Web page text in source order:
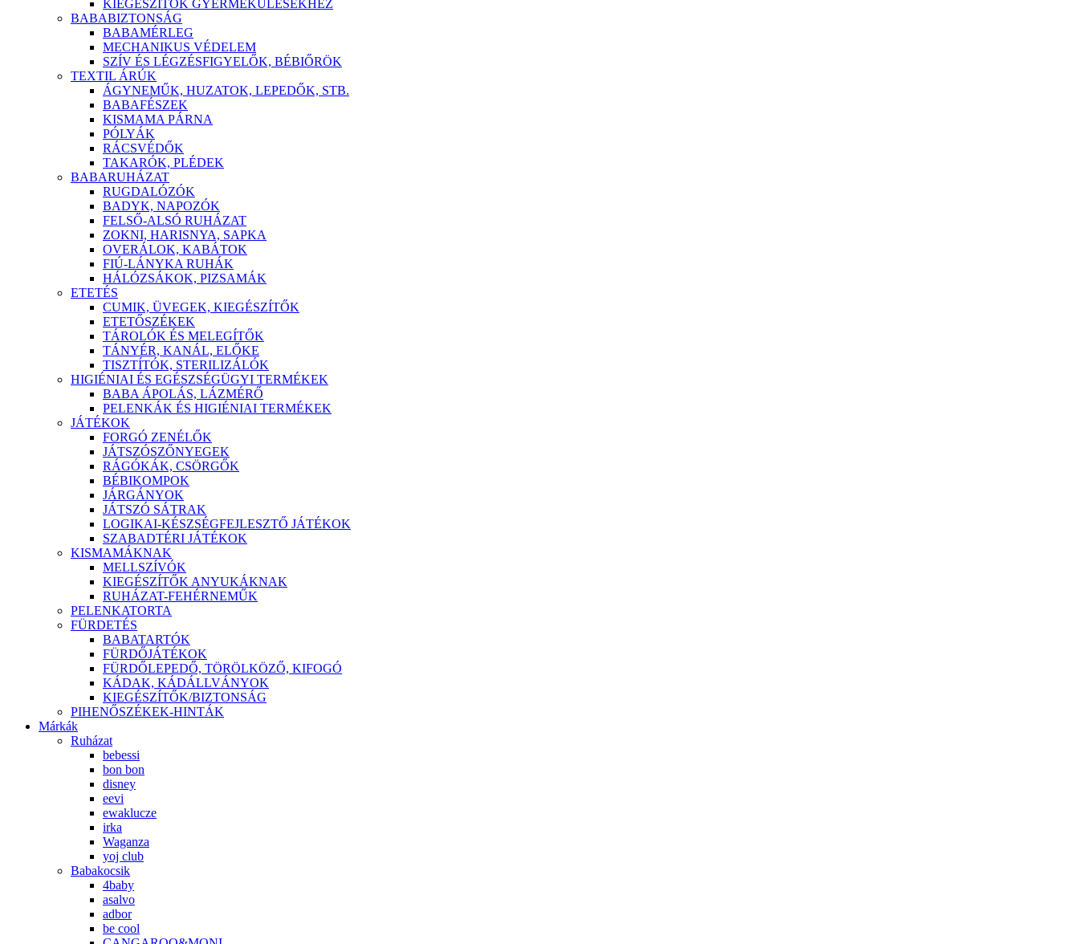
KIEGÉSZÍTŐK GYERMEKÜLÉSEKHEZ
BABABIZTONSÁG
BABAMÉRLEG
MECHANIKUS VÉDELEM
SZÍV ÉS LÉGZÉSFIGYELŐK, BÉBIŐRÖK
TEXTIL ÁRÚK
ÁGYNEMŰK, HUZATOK, LEPEDŐK, STB.
BABAFÉSZEK
KISMAMA PÁRNA
PÓLYÁK
RÁCSVÉDŐK
TAKARÓK, PLÉDEK
BABARUHÁZAT
RUGDALÓZÓK
BADYK, NAPOZÓK
FELSŐ-ALSÓ RUHÁZAT
ZOKNI, HARISNYA, SAPKA
OVERÁLOK, KABÁTOK
FIÚ-LÁNYKA RUHÁK
HÁLÓZSÁKOK, PIZSAMÁK
ETETÉS
CUMIK, ÜVEGEK, KIEGÉSZÍTŐK
ETETŐSZÉKEK
TÁROLÓK ÉS MELEGÍTŐK
TÁNYÉR, KANÁL, ELŐKE
TISZTÍTÓK, STERILIZÁLÓK
HIGIÉNIAI ÉS EGÉSZSÉGÜGYI TERMÉKEK
BABA ÁPOLÁS, LÁZMÉRŐ
PELENKÁK ÉS HIGIÉNIAI TERMÉKEK
JÁTÉKOK
FORGÓ ZENÉLŐK
JÁTSZÓSZŐNYEGEK
RÁGÓKÁK, CSÖRGŐK
BÉBIKOMPOK
JÁRGÁNYOK
JÁTSZÓ SÁTRAK
LOGIKAI-KÉSZSÉGFEJLESZTŐ JÁTÉKOK
SZABADTÉRI JÁTÉKOK
KISMAMÁKNAK
MELLSZÍVÓK
KIEGÉSZÍTŐK ANYUKÁKNAK
RUHÁZAT-FEHÉRNEMŰK
PELENKATORTA
FÜRDETÉS
BABATARTÓK
FÜRDŐJÁTÉKOK
FÜRDŐLEPEDŐ, TÖRÖLKÖZŐ, KIFOGÓ
KÁDAK, KÁDÁLLVÁNYOK
KIEGÉSZÍTŐK/BIZTONSÁG
PIHENŐSZÉKEK-HINTÁK
Márkák
Ruházat
bebessi
bon bon
disney
eevi
ewaklucze
irka
Waganza
yoj club
Babakocsik
4baby
asalvo
adbor
be cool